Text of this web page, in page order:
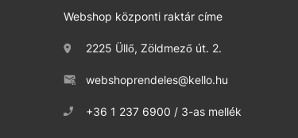
Webshop központi raktár címe
2225 Üllő, Zöldmező út. 2.
webshoprendeles@kello.hu
+36 1 237 6900 / 3-as mellék